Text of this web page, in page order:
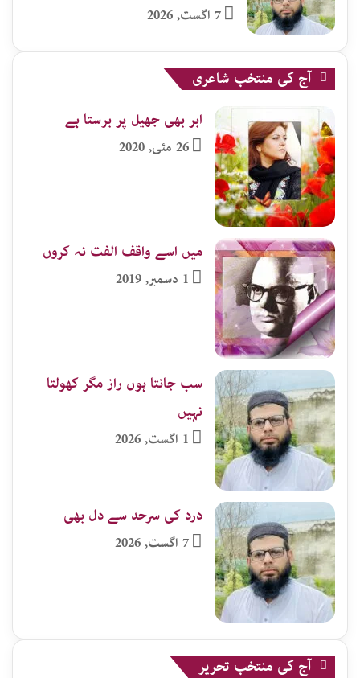
7 اگست, 2026
آج کی منتخب شاعری
ابر بھی جھیل پر برستا ہے
26 مئی, 2020
میں اسے واقف الفت نہ کروں
1 دسمبر, 2019
سب جانتا ہوں راز مگر کھولتا
نہیں
1 اگست, 2026
درد کی سرحد سے دل بھی
7 اگست, 2026
آج کی منتخب تحریر